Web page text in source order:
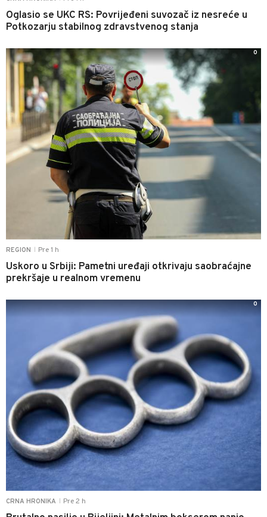
Oglasio se UKC RS: Povrijeđeni suvozač iz nesreće u
Potkozarju stabilnog zdravstvenog stanja
REGION Pre 1 h
Uskoro u Srbiji: Pametni uređaji otkrivaju saobraćajne
prekršaje u realnom vremenu
0
CRNA HRONIKA Pre 2 h
0